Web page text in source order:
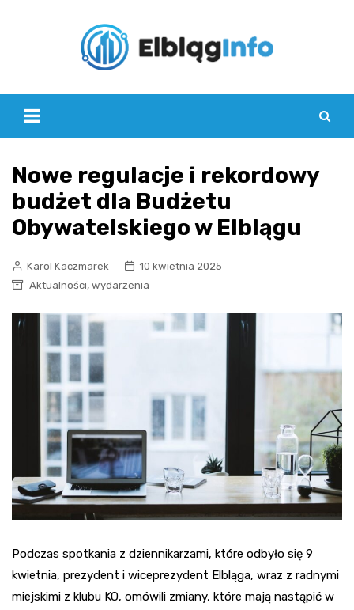
Nowe regulacje i rekordowy
budżet dla Budżetu
Obywatelskiego w Elblągu
Karol Kaczmarek
10 kwietnia 2025
Aktualności, wydarzenia
Podczas spotkania z dziennikarzami, które odbyło się 9
kwietnia, prezydent i wiceprezydent Elbląga, wraz z radnymi
miejskimi z klubu KO, omówili zmiany, które mają nastąpić w